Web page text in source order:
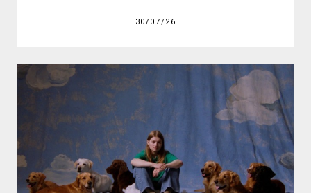
30/07/26